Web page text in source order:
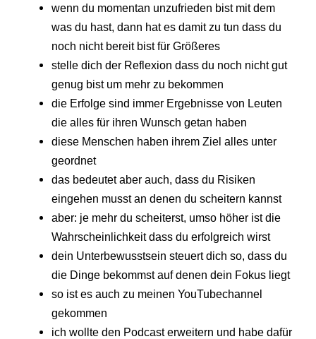
wenn du momentan unzufrieden bist mit dem
was du hast, dann hat es damit zu tun dass du
noch nicht bereit bist für Größeres
stelle dich der Reflexion dass du noch nicht gut
genug bist um mehr zu bekommen
die Erfolge sind immer Ergebnisse von Leuten
die alles für ihren Wunsch getan haben
diese Menschen haben ihrem Ziel alles unter
geordnet
das bedeutet aber auch, dass du Risiken
eingehen musst an denen du scheitern kannst
aber: je mehr du scheiterst, umso höher ist die
Wahrscheinlichkeit dass du erfolgreich wirst
dein Unterbewusstsein steuert dich so, dass du
die Dinge bekommst auf denen dein Fokus liegt
so ist es auch zu meinen YouTubechannel
gekommen
ich wollte den Podcast erweitern und habe dafür